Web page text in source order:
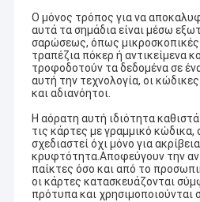
Ο μόνος τρόπος για να
αυτά τα σημάδια είναι μέσω
σαρώσεως, όπως μικροσκοπικές
τραπέζια πόκερ ή αντικείμενα
τροφοδοτούν τα δεδομένα σε
αυτή την τεχνολογία, οι
και αδιανόητοι.
Η αόρατη αυτή ιδιότητα
τις κάρτες με γραμμικό κώδικα,
σχεδιαστεί όχι μόνο για
κρυφτότητα.Αποφεύγουν την
παίκτες όσο και από το
οι κάρτες κατασκευάζονται
πρότυπα και χρησιμοποιούνται